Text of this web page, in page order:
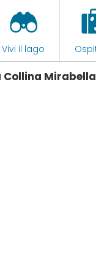
Vivi il lago
Collina Mirabella